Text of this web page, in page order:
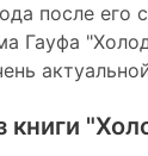
после его
Гауфа
книги